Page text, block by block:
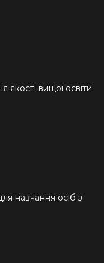
якості вищої освіти
навчання осіб з